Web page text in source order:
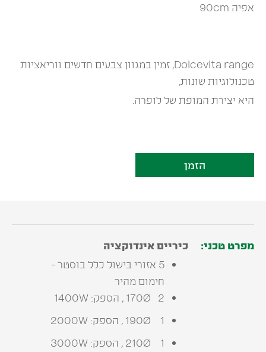
אפיה 90cm
Dolcevita range, זמין במגוון צבעים חדשים ווריאציות
טכנולוגיות שונות,
היא יצירת המופת של לופרה.
הזמן
מפרט טכני:
כיריים אינדוקציה
5 אזורי בישול כלל בוסטר -
חימום מהיר
2 170Ø , הספק: 1400W
1 190Ø , הספק: 2000W
1 210Ø , הספק: 3000W